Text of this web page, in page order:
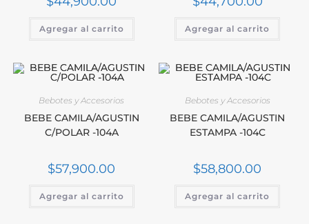
Agregar al carrito Agregar al carrito
Bebotes y Accesorios
BEBE CAMILA/AGUSTIN
C/POLAR -104A
$57,900.00
Agregar al carrito
Bebotes y Accesorios
BEBE CAMILA/AGUSTIN
ESTAMPA -104C
$58,800.00
Agregar al carrito